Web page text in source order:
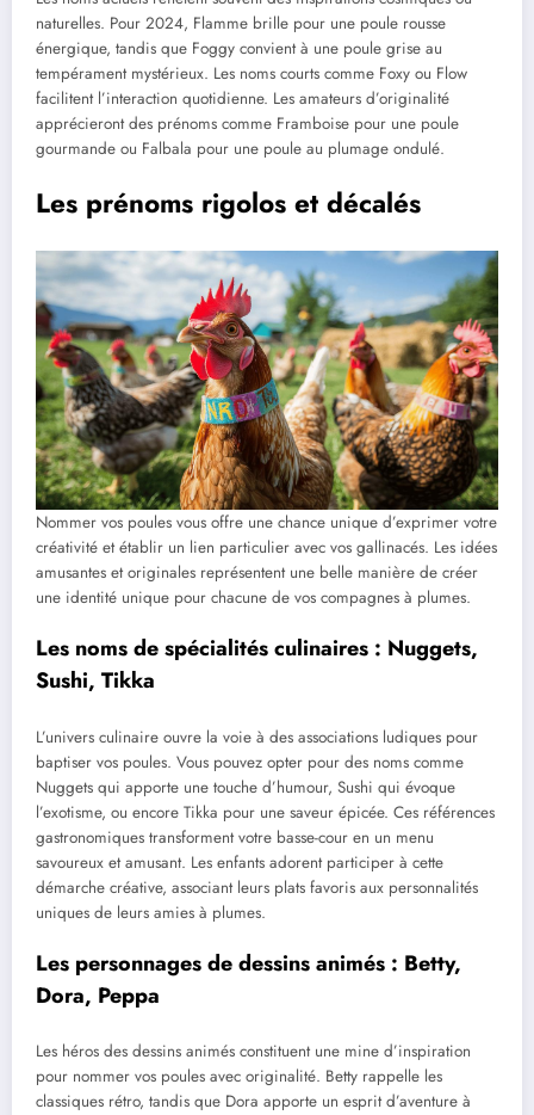
naturelles. Pour 2024, Flamme brille pour une poule rousse
énergique, tandis que Foggy convient à une poule grise au
tempérament mystérieux. Les noms courts comme Foxy ou Flow
facilitent l’interaction quotidienne. Les amateurs d’originalité
apprécieront des prénoms comme Framboise pour une poule
gourmande ou Falbala pour une poule au plumage ondulé.
Les prénoms rigolos et décalés
Nommer vos poules vous offre une chance unique d’exprimer votre
créativité et établir un lien particulier avec vos gallinacés. Les idées
amusantes et originales représentent une belle manière de créer
une identité unique pour chacune de vos compagnes à plumes.
Les noms de spécialités culinaires : Nuggets,
Sushi, Tikka
L’univers culinaire ouvre la voie à des associations ludiques pour
baptiser vos poules. Vous pouvez opter pour des noms comme
Nuggets qui apporte une touche d’humour, Sushi qui évoque
l’exotisme, ou encore Tikka pour une saveur épicée. Ces références
gastronomiques transforment votre basse-cour en un menu
savoureux et amusant. Les enfants adorent participer à cette
démarche créative, associant leurs plats favoris aux personnalités
uniques de leurs amies à plumes.
Les personnages de dessins animés : Betty,
Dora, Peppa
Les héros des dessins animés constituent une mine d’inspiration
pour nommer vos poules avec originalité. Betty rappelle les
classiques rétro, tandis que Dora apporte un esprit d’aventure à